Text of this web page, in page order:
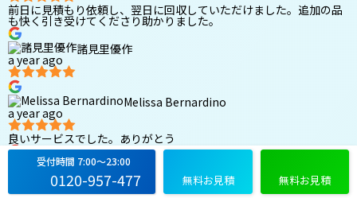
前日に見積もり依頼し、翌日に回収していただけました。追加の品
も快く引き受けてくださり助かりました。
諸見里優作
a year ago
Melissa Bernardino
a year ago
良いサービスでした。ありがとう
Cris
a year ago
受付時間 7:00〜23:00
0120-957-477 無料お見積 無料お見積